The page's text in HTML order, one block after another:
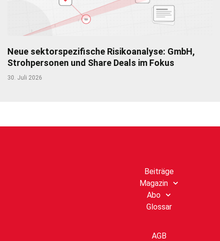
Neue sektorspezifische Risikoanalyse: GmbH,
Strohpersonen und Share Deals im Fokus
30. Juli 2026
Beiträge
Magazin
Abo
Glossar
AGB